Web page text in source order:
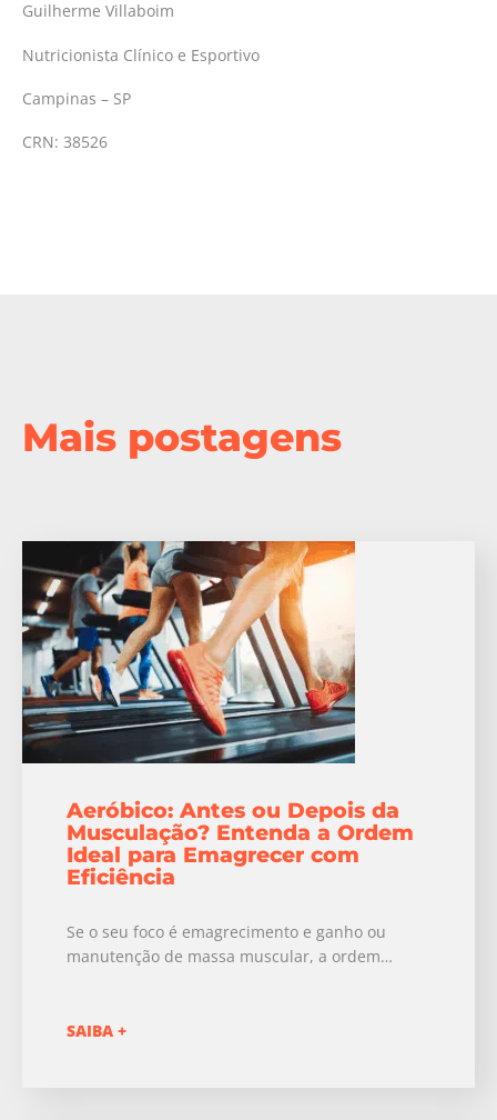
Guilherme Villaboim
Nutricionista Clínico e Esportivo
Campinas – SP
CRN: 38526
Mais postagens
Aeróbico: Antes ou Depois da
Musculação? Entenda a Ordem
Ideal para Emagrecer com
Eficiência
Se o seu foco é emagrecimento e ganho ou
manutenção de massa muscular, a ordem…
SAIBA +